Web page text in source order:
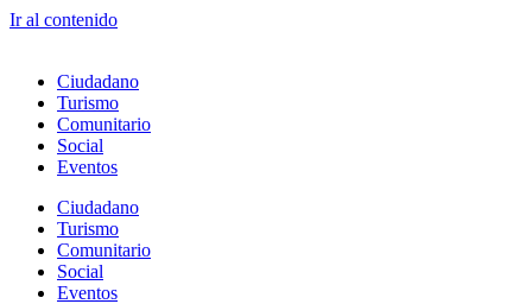
Ir al contenido
Ciudadano
Turismo
Comunitario
Social
Eventos
Ciudadano
Turismo
Comunitario
Social
Eventos